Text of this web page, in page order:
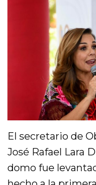
El secretario de
José Rafael Lara
domo fue